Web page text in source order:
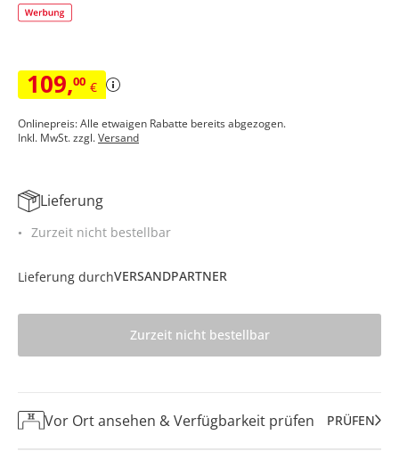
109,00 €
Onlinepreis: Alle etwaigen Rabatte bereits abgezogen.
Inkl. MwSt. zzgl.Versand
Lieferung
Zurzeit nicht bestellbar
Lieferung durchVERSANDPARTNER
Zurzeit nicht bestellbar
Vor Ort ansehen & Verfügbarkeit prüfen PRÜFEN